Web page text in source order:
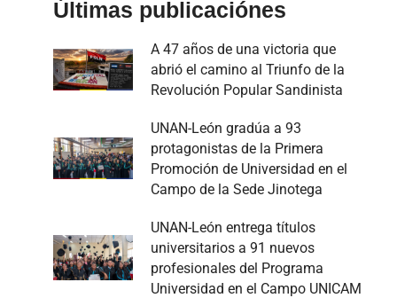
Últimas publicaciónes
A 47 años de una victoria que
abrió el camino al Triunfo de la
Revolución Popular Sandinista
UNAN-León gradúa a 93
protagonistas de la Primera
Promoción de Universidad en el
Campo de la Sede Jinotega
UNAN-León entrega títulos
universitarios a 91 nuevos
profesionales del Programa
Universidad en el Campo UNICAM